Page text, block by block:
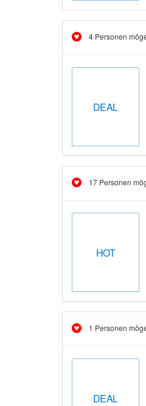
4 Personen
DEAL
17 Personen
HOT
1 Personen
DEAL